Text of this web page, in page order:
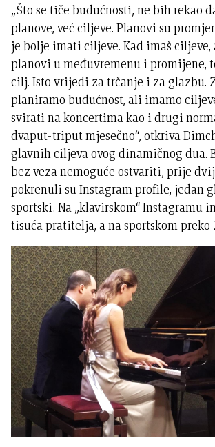
„Što se tiče budućnosti, ne bih rekao
planove, već ciljeve. Planovi su
je bolje imati ciljeve. Kad imaš ciljeve,
planovi u međuvremenu i promijene,
cilj. Isto vrijedi za trčanje i za glazbu.
planiramo budućnost, ali imamo
svirati na koncertima kao i drugi
dvaput-triput mjesečno“, otkriva
glavnih ciljeva ovog dinamičnog dua.
bez veza nemoguće ostvariti, prije
pokrenuli su Instagram profile, jedan
sportski. Na „klavirskom“ Instagramu
tisuća pratitelja, a na sportskom preko